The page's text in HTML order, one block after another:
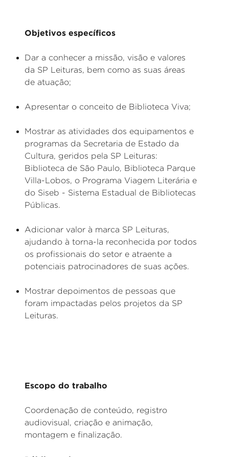
Objetivos específicos
Dar a conhecer a missão, visão e valores
da SP Leituras, bem como as suas áreas
de atuação;
Apresentar o conceito de Biblioteca Viva;
Mostrar as atividades dos equipamentos e
programas da Secretaria de Estado da
Cultura, geridos pela SP Leituras:
Biblioteca de São Paulo, Biblioteca Parque
Villa-Lobos, o Programa Viagem Literária e
do Siseb - Sistema Estadual de Bibliotecas
Públicas.
Adicionar valor à marca SP Leituras,
ajudando à torna-la reconhecida por todos
os profissionais do setor e atraente a
potenciais patrocinadores de suas ações.
Mostrar depoimentos de pessoas que
foram impactadas pelos projetos da SP
Leituras.
Escopo do trabalho
Coordenação de conteúdo, registro
audiovisual, criação e animação,
montagem e finalização.